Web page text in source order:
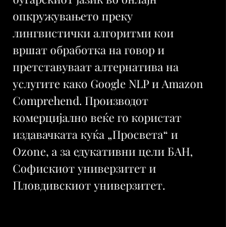
опкружувањето преку
лингвистички алгоритми кои
вршат обработка на говор и
претставуваат алтернатива на
услугите како Google NLP и Amazon
Comprehend. Производот
комерцијално веќе го користат
издавачката куќа „Просвета“ и
Ozone, а за едукативни цели БАН,
Софискиот универзитет и
Пловдивскиот универзитет.